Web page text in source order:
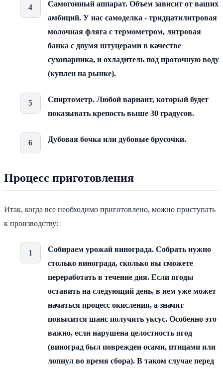
Самогонный аппарат. Объем зависит от ваших
амбиций. У нас самоделка - тридцатилитровая
молочная фляга с термометром, литровая
банка с двумя штуцерами в качестве
сухопарника, и охладитель под проточную воду
(куплен на рынке).
Спиртометр. Любой вариант, который будет
показывать крепость выше 30 градусов.
Дубовая бочка или дубовые брусочки.
Процесс приготовления
Итак, когда все необходимо приготовлено, можно приступать
к производству:
Собираем урожай винограда. Собрать нужно
столько винограда, сколько вы сможете
переработать в течение дня. Если ягоды
оставить на следующий день, в нем уже может
начаться процесс окисления, а значит
повысится шанс получить уксус. Особенно это
важно, если нарушена целостность ягод
(виноград был поврежден осами, птицами или
лопнул во время сбора). В таком случае перед